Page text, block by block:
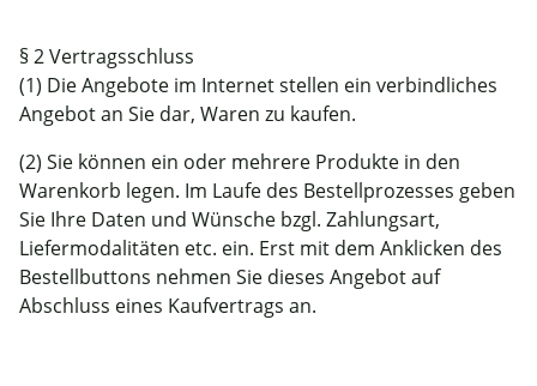
§ 2 Vertragsschluss
(1) Die Angebote im Internet stellen ein verbindliches
Angebot an Sie dar, Waren zu kaufen.
(2) Sie können ein oder mehrere Produkte in den
Warenkorb legen. Im Laufe des Bestellprozesses geben
Sie Ihre Daten und Wünsche bzgl. Zahlungsart,
Liefermodalitäten etc. ein. Erst mit dem Anklicken des
Bestellbuttons nehmen Sie dieses Angebot auf
Abschluss eines Kaufvertrags an.